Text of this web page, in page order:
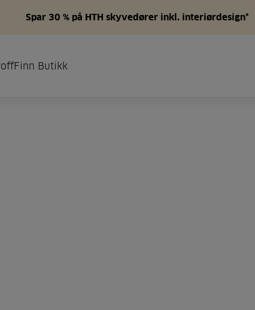
Spar 30 % på HTH skyvedører inkl. interiørdesign*
Finn Butikk